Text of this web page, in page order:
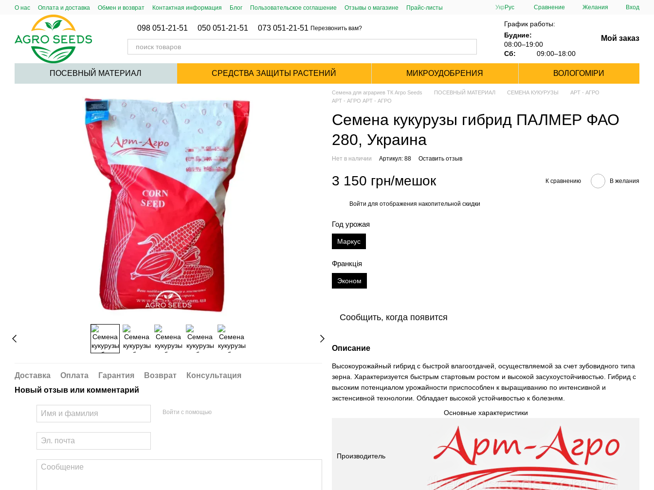
Перейти к основному контенту
О нас Оплата и доставка Обмен и возврат Контактная информация Блог Пользовательское соглашение Отзывы о магазине
Прайс-листы
Публический Договор (Оферта)
Укр Рус Сравнение Желания Вход
098 051-21-51 050 051-21-51 073 051-21-51 Перезвонить вам?
График работы:
Будние:
08:00–19:00
Сб:
09:00–18:00
Мой заказ
ПОСЕВНЫЙ МАТЕРИАЛ СРЕДСТВА ЗАЩИТЫ РАСТЕНИЙ МИКРОУДОБРЕНИЯ ВОЛОГОМІРИ
Доставка Оплата Гарантия Возврат
Консультация
Новый отзыв или комментарий
Войти с помощью
Семена для аграриев ТК Агро Seeds ПОСЕВНЫЙ МАТЕРИАЛ СЕМЕНА КУКУРУЗЫ
АРТ - АГРО
АРТ - АГРО АРТ - АГРО
Семена кукурузы гибрид ПАЛМЕР ФАО
280, Украина
Нет в наличии Артикул: 88 Оставить отзыв
3 150 грн/мешок К сравнению В желания
Войти для отображения накопительной скидки
Год урожая
Маркус
Франкція
Эконом
Сообщить, когда появится
Описание
Высокоурожайный гибрид с быстрой влагоотдачей, осуществляемой за счет зубовидного типа
зерна. Характеризуется быстрым стартовым ростом и высокой засухоустойчивостью. Гибрид с
высоким потенциалом урожайности приспособлен к выращиванию по интенсивной и
экстенсивной технологии. Обладает высокой устойчивостью к болезням.
Основные характеристики
Производитель